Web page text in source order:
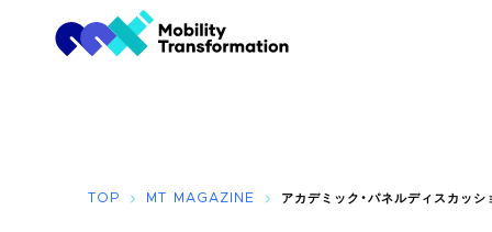
TOP MT MAGAZINE アカデミック・パネルディスカッシ